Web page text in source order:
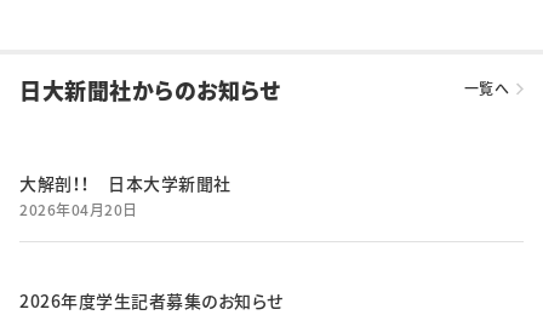
日大新聞社からのお知らせ 一覧へ
大解剖！！ 日本大学新聞社
2026年04月20日
2026年度学生記者募集のお知らせ